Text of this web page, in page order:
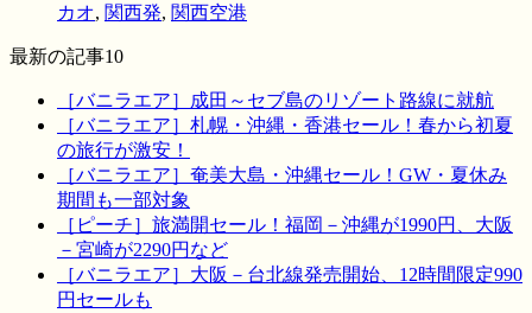
カオ, 関西発, 関西空港
最新の記事10
［バニラエア］成田～セブ島のリゾート路線に就航
［バニラエア］札幌・沖縄・香港セール！春から初夏
の旅行が激安！
［バニラエア］奄美大島・沖縄セール！GW・夏休み
期間も一部対象
［ピーチ］旅満開セール！福岡－沖縄が1990円、大阪
－宮崎が2290円など
［バニラエア］大阪－台北線発売開始、12時間限定990
円セールも